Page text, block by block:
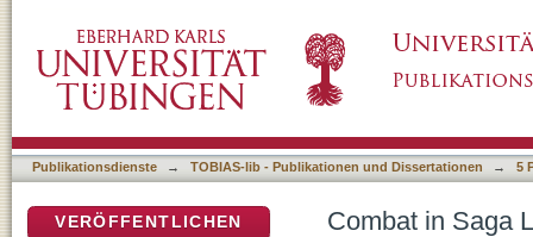
Publikationsdienste → TOBIAS-lib - Publikationen und Dissertationen → 5
Combat in Saga
VERÖFFENTLICHEN